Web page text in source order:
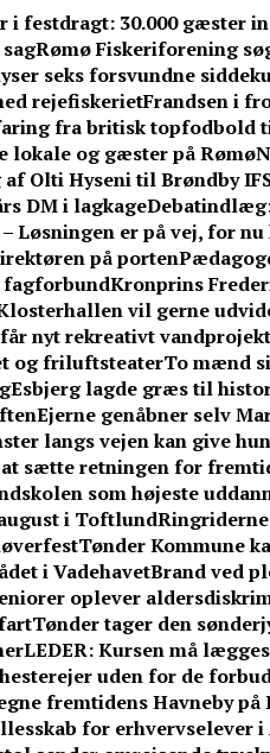
i festdragt: 30.000 gæster
Rømø Fiskeriforening
seks forsvundne
rejefiskerietFrandsen i
fra britisk topfodbold
lokale og gæster på Rømø
Olti Hyseni til Brøndby IF
DM i lagkage
er på vej, for
på porten
fagforbundKronprins
vil gerne
nyt rekreativt vandprojekt
og friluftsteaterTo mænd
Esbjerg lagde græs til
Ejerne genåbner selv
langs vejen kan give
sætte retningen for
som højeste
i Toftlund
Tønder Kommune
i VadehavetBrand ved
oplever
Tønder tager den
LEDER: Kursen må
uden for de
fremtidens Havneby på
for erhvervselever i